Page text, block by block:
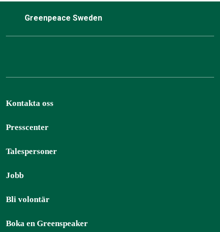
Greenpeace Sweden
Kontakta oss
Presscenter
Talespersoner
Jobb
Bli volontär
Boka en Greenspeaker